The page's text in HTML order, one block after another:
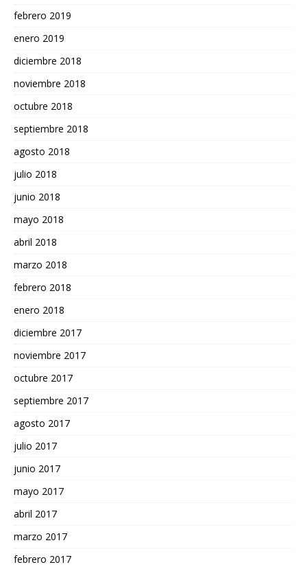
febrero 2019
enero 2019
diciembre 2018
noviembre 2018
octubre 2018
septiembre 2018
agosto 2018
julio 2018
junio 2018
mayo 2018
abril 2018
marzo 2018
febrero 2018
enero 2018
diciembre 2017
noviembre 2017
octubre 2017
septiembre 2017
agosto 2017
julio 2017
junio 2017
mayo 2017
abril 2017
marzo 2017
febrero 2017